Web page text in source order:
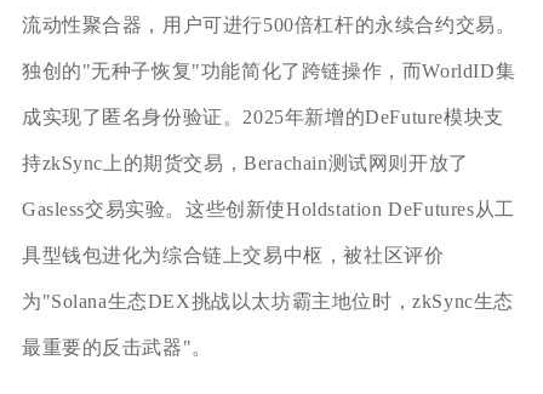
流动性聚合器，用户可进行500倍杠杆的永续合约交易。
独创的"无种子恢复"功能简化了跨链操作，而WorldID集
成实现了匿名身份验证。2025年新增的DeFuture模块支
持zkSync上的期货交易，Berachain测试网则开放了
Gasless交易实验。这些创新使Holdstation DeFutures从工
具型钱包进化为综合链上交易中枢，被社区评价
为"Solana生态DEX挑战以太坊霸主地位时，zkSync生态
最重要的反击武器"。